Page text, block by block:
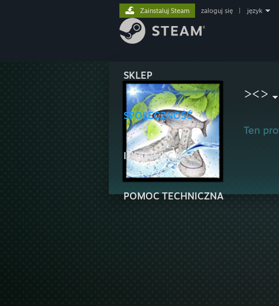
SKLEP
SPOŁECZNOŚĆ
INFORMACJE
POMOC TECHNICZNA
Zainstaluj Steam zaloguj się język
><>
Ten